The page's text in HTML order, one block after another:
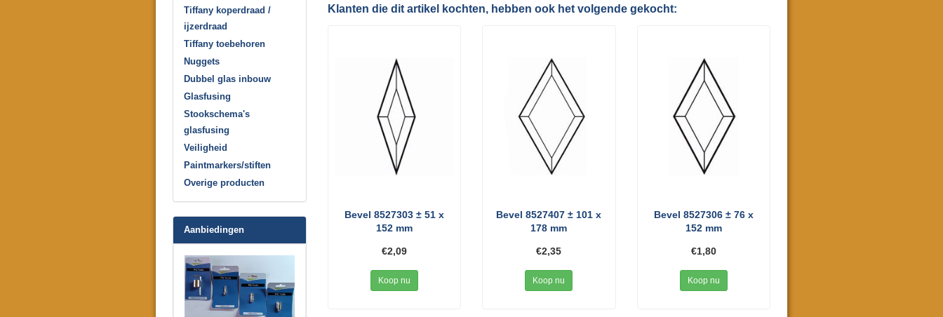
Klanten die dit artikel kochten, hebben ook het volgende gekocht:
Bevel 8527303 ± 51 x
152 mm
€2,09
Koop nu
Bevel 8527407 ± 101 x
178 mm
€2,35
Koop nu
Bevel 8527306 ± 76 x
152 mm
€1,80
Koop nu
Tiffany koperdraad /
ijzerdraad
Tiffany toebehoren
Nuggets
Dubbel glas inbouw
Glasfusing
Stookschema's
glasfusing
Veiligheid
Paintmarkers/stiften
Overige producten
Aanbiedingen